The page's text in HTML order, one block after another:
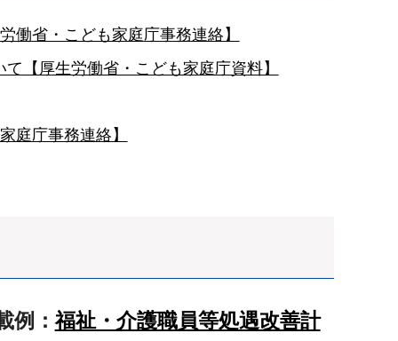
働省・こども家庭庁事務連絡】
【厚生労働省・こども家庭庁資料】
庭庁事務連絡】
例：福祉・介護職員等処遇改善計